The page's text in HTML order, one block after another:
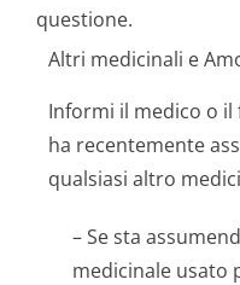
questione.
Altri medicinali e
Informi il medico o il
ha recentemente
qualsiasi altro
– Se sta
medicinale usato